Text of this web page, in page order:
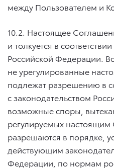
между Пользователем и
10.2. Настоящее
и толкуется в
Российской Федерации.
не урегулированные
подлежат разрешению в
с законодательством
возможные споры,
регулируемых настоящим
разрешаются в порядке,
действующим
Федерации, по нормам